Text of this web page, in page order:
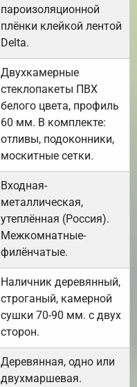
пароизоляционной
плёнки клейкой лентой
Delta.
Двухкамерные
стеклопакеты ПВХ
белого цвета, профиль
60 мм. В комплекте:
отливы, подоконники,
москитные сетки.
Входная-
металлическая,
утеплённая (Россия).
Межкомнатные-
филёнчатые.
Наличник деревянный,
строганый, камерной
сушки 70-90 мм. с двух
сторон.
Деревянная, одно или
двухмаршевая.